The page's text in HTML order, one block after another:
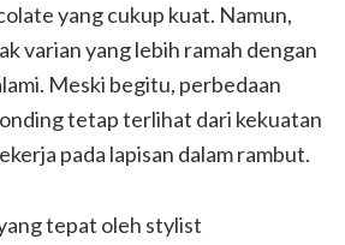
yang cukup kuat. Namun,
varian yang lebih ramah dengan
Meski begitu, perbedaan
tetap terlihat dari kekuatan
pada lapisan dalam rambut.
tepat oleh stylist